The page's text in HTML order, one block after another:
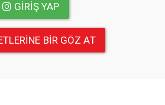
GIRIŞ YAP
BIR GÖZ AT